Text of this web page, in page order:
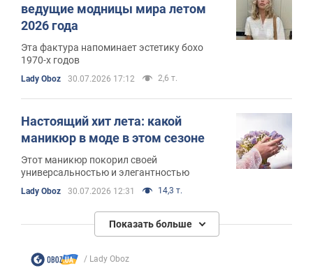
ведущие модницы мира летом
2026 года
Эта фактура напоминает эстетику бохо
1970-х годов
Lady Oboz 30.07.2026 17:12 2,6 т.
Настоящий хит лета: какой
маникюр в моде в этом сезоне
Этот маникюр покорил своей
универсальностью и элегантностью
Lady Oboz 30.07.2026 12:31 14,3 т.
Показать больше
Lady Oboz